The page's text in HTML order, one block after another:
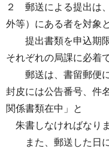
２ 郵送による提出は
外等）にある者を対象
提出書類を申込期限
それぞれの局課に必着
郵送は、書留郵便に
封皮には公告番号、件
関係書類在中」と
朱書しなければなりま
また、郵送した日に